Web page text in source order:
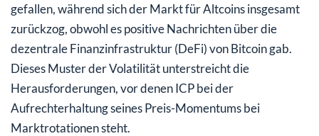
gefallen, während sich der Markt für Altcoins insgesamt
zurückzog, obwohl es positive Nachrichten über die
dezentrale Finanzinfrastruktur (DeFi) von Bitcoin gab.
Dieses Muster der Volatilität unterstreicht die
Herausforderungen, vor denen ICP bei der
Aufrechterhaltung seines Preis-Momentums bei
Marktrotationen steht.